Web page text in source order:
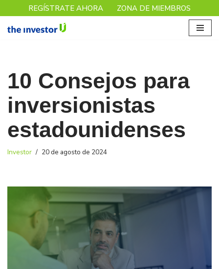
Saltar
REGÍSTRATE AHORA ZONA DE MIEMBROS
10 Consejos para
inversionistas
estadounidenses
Investor 20 de agosto de 2024